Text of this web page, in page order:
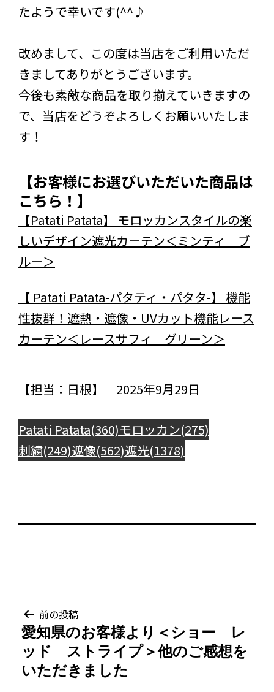
たようで幸いです(^^♪
改めまして、この度は当店をご利用いただ
きましてありがとうございます。
今後も素敵な商品を取り揃えていきますの
で、当店をどうぞよろしくお願いいたしま
す！
【お客様にお選びいただいた商品は
こちら！】
【Patati Patata】 モロッカンスタイルの楽
しいデザイン遮光カーテン＜ミンティ ブ
ルー＞
【 Patati Patata-パタティ・パタタ-】 機能
性抜群！遮熱・遮像・UVカット機能レース
カーテン＜レースサフィ グリーン＞
【担当：日根】 2025年9月29日
Patati Patata(360)モロッカン(275)
刺繍(249)遮像(562)遮光(1378)
投
稿
ナ
前の投稿
愛知県のお客様より＜ショー レ
ッド ストライプ＞他のご感想を
いただきました